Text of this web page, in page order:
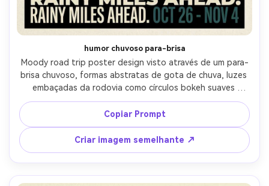
humor chuvoso para-brisa
Moody road trip poster design visto através de um para-
brisa chuvoso, formas abstratas de gota de chuva, luzes
embaçadas da rodovia como círculos bokeh suaves
renderizados em estilo de pôster gráfico, paleta azul
profundo e âmbar, silhueta minimalista do painel do carro
na parte inferior, tipografia cinematográfica, textura de
impressão fosca, layout editorial moderno, lente de
85mm, profundidade de campo rasa-AR 4:5
Copiar Prompt
Criar imagem semelhante ↗